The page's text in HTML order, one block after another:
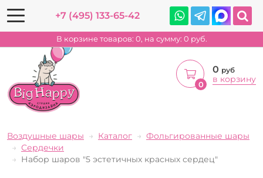
+7 (495) 133-65-42
В корзине товаров: 0, на сумму: 0 руб.
0
0 руб
в корзину
Воздушные шары Каталог
Фольгированные шары
Сердечки
Набор шаров "5 эстетичных красных сердец"